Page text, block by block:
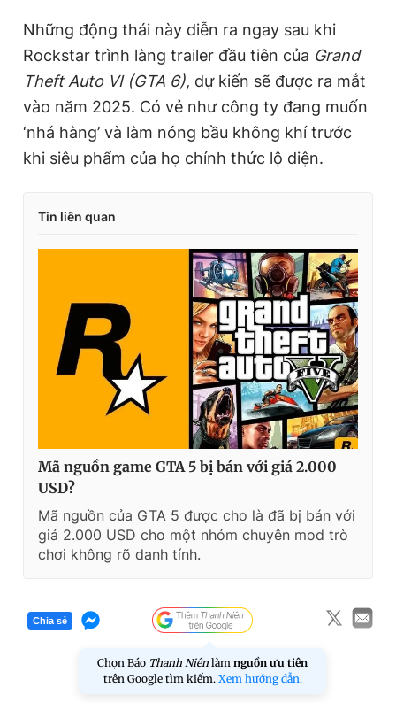
Những động thái này diễn ra ngay sau khi
Rockstar trình làng trailer đầu tiên của Grand
Theft Auto VI (GTA 6), dự kiến sẽ được ra mắt
vào năm 2025. Có vẻ như công ty đang muốn
‘nhá hàng’ và làm nóng bầu không khí trước
khi siêu phẩm của họ chính thức lộ diện.
Tin liên quan
Mã nguồn game GTA 5 bị bán với giá 2.000
USD?
Mã nguồn của GTA 5 được cho là đã bị bán với
giá 2.000 USD cho một nhóm chuyên mod trò
chơi không rõ danh tính.
Chia sẻ
Chọn Báo Thanh Niên làm nguồn ưu tiên
trên Google tìm kiếm. Xem hướng dẫn.